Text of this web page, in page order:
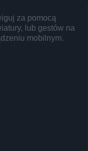
za pomocą
lub gestów na
mobilnym.